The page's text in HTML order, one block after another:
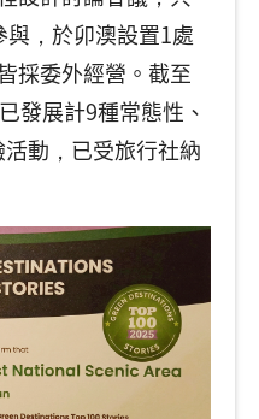
，於卯澳設置1處
採委外經營。截至
發展計9種常態性、
動，已受旅行社納